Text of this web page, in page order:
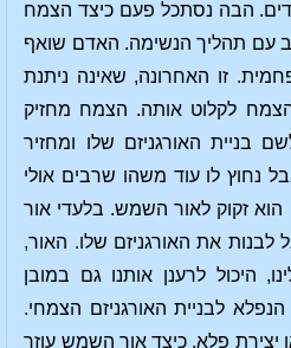
הבה נסתכל פעם כיצד הצמח
עם תהליך הנשימה. האדם שואף
זו האחרונה, שאינה ניתנת
לקלוט אותה. הצמח מחזיק
בניית האורגניזם שלו ומחזיר
נחוץ לו עוד משהו שרבים אולי
זקוק לאור השמש. בלעדי אור
את האורגניזם שלו. האור,
היכול לרענן אותנו גם במובן
לבניית האורגניזם הצמחי.
יצירת פלא, כיצד אור השמש עוזר